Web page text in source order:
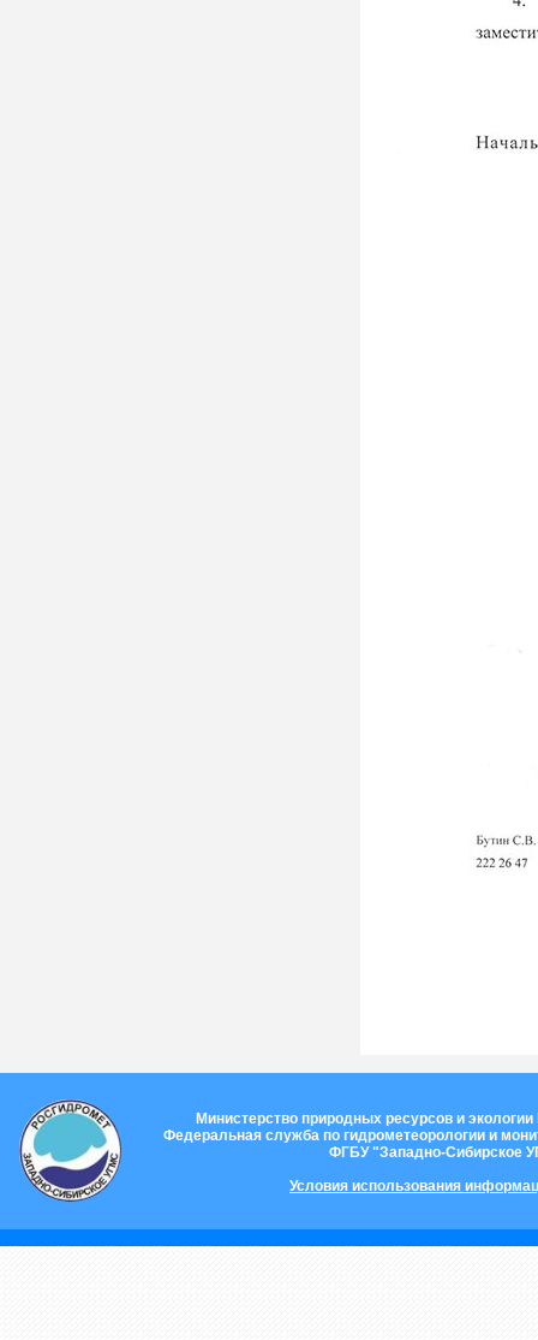
Министерство природных ресурсов и
Федеральная служба по гидрометеорологии и
ФГБУ "Западно-Сибирское
Условия использования